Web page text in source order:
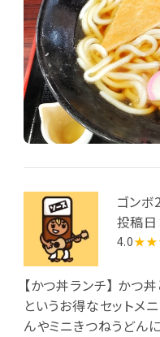
ゴンボ
投稿
4.0
【かつ丼ランチ】 かつ
というお得なセットメ
んやミニきつねうどん